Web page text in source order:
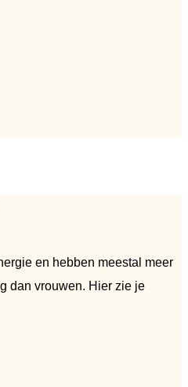
en hebben meestal meer
dan vrouwen. Hier zie je